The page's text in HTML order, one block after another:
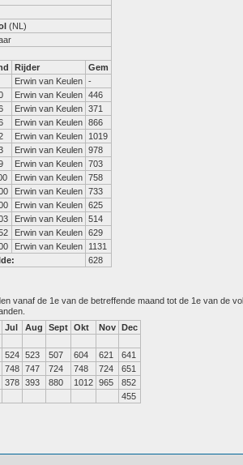
(NL)
Rijder
Gem
Erwin van Keulen -
Erwin van Keulen 446
Erwin van Keulen 371
Erwin van Keulen 866
Erwin van Keulen
1019
Erwin van Keulen 978
Erwin van Keulen 703
Erwin van Keulen 758
Erwin van Keulen 733
Erwin van Keulen 625
Erwin van Keulen 514
Erwin van Keulen 629
Erwin van Keulen
1131
628
vanaf de 1e van de betreffende maand tot de 1e van de
Jul Aug Sept Okt Nov Dec
524 523 507 604 621
641
748 747 724 748 724
651
378 393 880 1012 965
852
455